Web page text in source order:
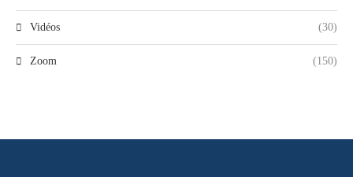
Vidéos (30)
Zoom (150)